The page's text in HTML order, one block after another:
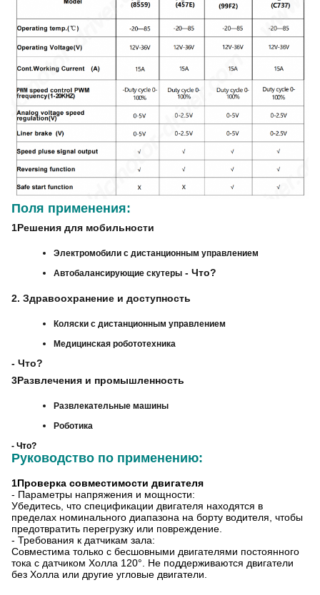
Поля применения:
1Решения для мобильности
Электромобили с дистанционным управлением
Автобалансирующие скутеры- Что?
2. Здравоохранение и доступность
Коляски с дистанционным управлением
Медицинская робототехника
- Что?
3Развлечения и промышленность
Развлекательные машины
Роботика
- Что?
Руководство по применению:
1Проверка совместимости двигателя
- Параметры напряжения и мощности:
Убедитесь, что спецификации двигателя находятся в
пределах номинального диапазона на борту водителя, чтобы
предотвратить перегрузку или повреждение.
- Требования к датчикам зала:
Совместима только с бесшовными двигателями постоянного
тока с датчиком Холла 120°. Не поддерживаются двигатели
без Холла или другие угловые двигатели.